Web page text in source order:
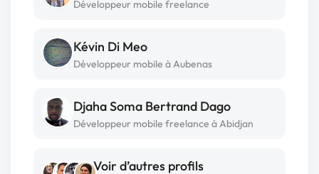
Développeur mobile freelance
Kévin Di Meo
Développeur mobile à Aubenas
Djaha Soma Bertrand Dago
Développeur mobile freelance à Abidjan
Voir d’autres profils